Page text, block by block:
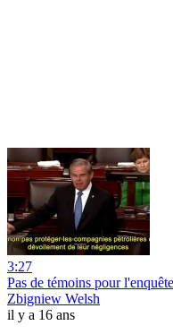
3:27
Pas de témoins pour
Zbigniew Welsh
il y a 16 ans